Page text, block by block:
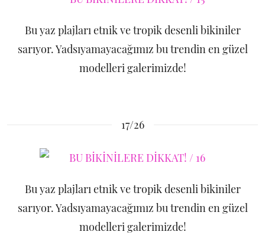
Bu yaz plajları etnik ve tropik desenli bikiniler
sarıyor. Yadsıyamayacağımız bu trendin en güzel
modelleri galerimizde!
17/26
Bu yaz plajları etnik ve tropik desenli bikiniler
sarıyor. Yadsıyamayacağımız bu trendin en güzel
modelleri galerimizde!